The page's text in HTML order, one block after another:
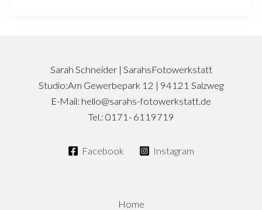
Sarah Schneider | SarahsFotowerkstatt
Studio:Am Gewerbepark 12 | 94121 Salzweg
E-Mail: hello@sarahs-fotowerkstatt.de
Tel.: 0171- 6119719
Facebook Instagram
Home